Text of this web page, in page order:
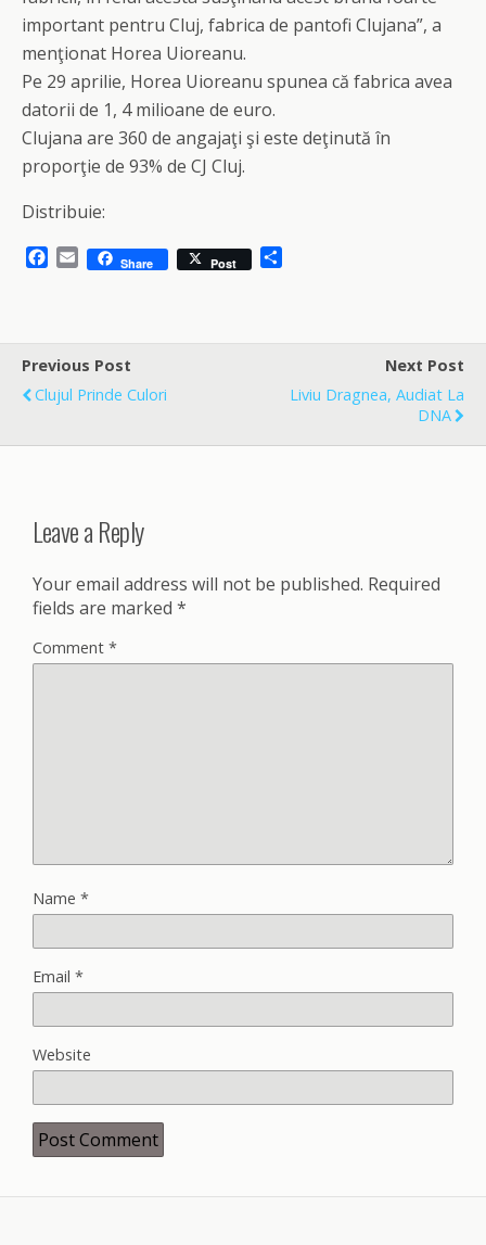
important pentru Cluj, fabrica de pantofi Clujana”, a
menţionat Horea Uioreanu.
Pe 29 aprilie, Horea Uioreanu spunea că fabrica avea
datorii de 1, 4 milioane de euro.
Clujana are 360 de angajaţi şi este deţinută în
proporţie de 93% de CJ Cluj.
Distribuie:
b
o
o
k
E
l
Share Post
e
Previous Post
Clujul Prinde Culori
Next Post
Liviu Dragnea, Audiat La
DNA
Leave a Reply
Your email address will not be published. Required
fields are marked *
Comment *
Name *
Email *
Website